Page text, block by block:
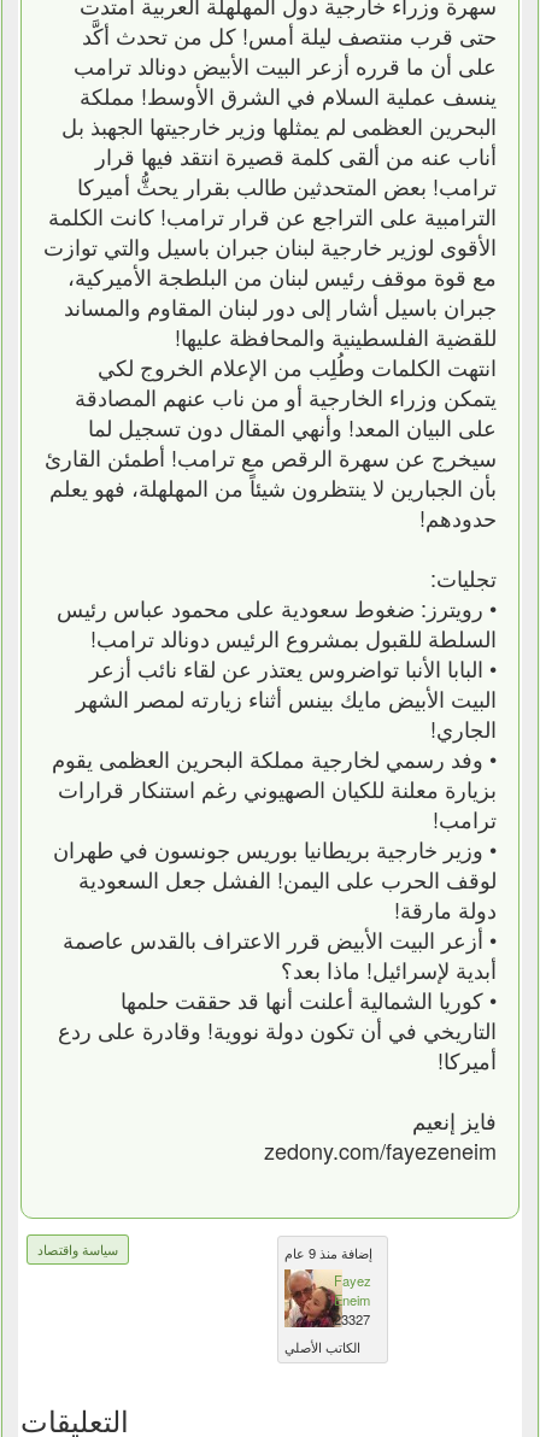
حتى قرب منتصف ليلة أمس! كل من تحدث أكَّد
على أن ما قرره أزعر البيت الأبيض دونالد ترامب
ينسف عملية السلام في الشرق الأوسط! مملكة
البحرين العظمى لم يمثلها وزير خارجيتها الجهبذ بل
أناب عنه من ألقى كلمة قصيرة انتقد فيها قرار
ترامب! بعض المتحدثين طالب بقرار يحثُّ أميركا
الترامبية على التراجع عن قرار ترامب! كانت الكلمة
الأقوى لوزير خارجية لبنان جبران باسيل والتي توازت
مع قوة موقف رئيس لبنان من البلطجة الأميركية،
جبران باسيل أشار إلى دور لبنان المقاوم والمساند
للقضية الفلسطينية والمحافظة عليها!
انتهت الكلمات وطُلِب من الإعلام الخروج لكي
يتمكن وزراء الخارجية أو من ناب عنهم المصادقة
على البيان المعد! وأنهي المقال دون تسجيل لما
سيخرج عن سهرة الرقص مع ترامب! أطمئن القارئ
بأن الجبارين لا ينتظرون شيئاً من المهلهلة، فهو يعلم
حدودهم!
تجليات:
• رويترز: ضغوط سعودية على محمود عباس رئيس
السلطة للقبول بمشروع الرئيس دونالد ترامب!
• البابا الأنبا تواضروس يعتذر عن لقاء نائب أزعر
البيت الأبيض مايك بينس أثناء زيارته لمصر الشهر
الجاري!
• وفد رسمي لخارجية مملكة البحرين العظمى يقوم
بزيارة معلنة للكيان الصهيوني رغم استنكار قرارات
ترامب!
• وزير خارجية بريطانيا بوريس جونسون في طهران
لوقف الحرب على اليمن! الفشل جعل السعودية
دولة مارقة!
• أزعر البيت الأبيض قرر الاعتراف بالقدس عاصمة
أبدية لإسرائيل! ماذا بعد؟
• كوريا الشمالية أعلنت أنها قد حققت حلمها
التاريخي في أن تكون دولة نووية! وقادرة على ردع
أميركا!
فايز إنعيم
zedony.com/fayezeneim
سياسة واقتصاد
إضافة منذ 9 عام
Fayez
Eneim
23327
الكاتب الأصلي
التعليقات